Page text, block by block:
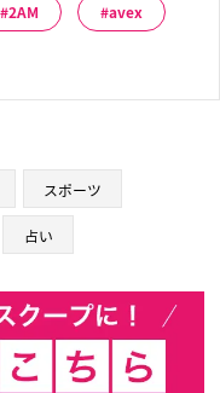
2AM avex
スポーツ
占い